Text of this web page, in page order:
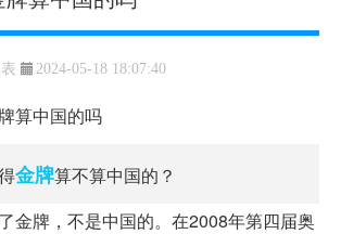
2024-05-18 18:07:40
金牌算不算中国的？
金牌，不是中国的。在2008年第四届奥